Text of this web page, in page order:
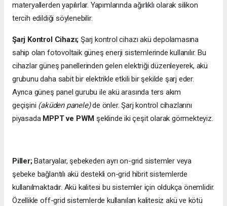
materyallerden yapılırlar. Yapımlarında ağırlıklı olarak silikon
tercih edildiği söylenebilir.
Şarj Kontrol Cihazı; Şarj kontrol cihazı akü depolamasına
sahip olan fotovoltaik güneş enerji sistemlerinde kullanılır. Bu
cihazlar güneş panellerinden gelen elektriği düzenleyerek, akü
grubunu daha sabit bir elektrikle etkili bir şekilde şarj eder.
Ayrıca güneş panel gurubu ile akü arasında ters akım
geçişini (aküden panele)de önler. Şarj kontrol cihazlarını
piyasada MPPT ve PWM şeklinde iki çeşit olarak görmekteyiz.
Piller;Bataryalar, şebekeden ayrı on-grid sistemler veya
şebeke bağlantılı akü destekli on-grid hibrit sistemlerde
kullanılmaktadır. Akü kalitesi bu sistemler için oldukça önemlidir.
Özellikle off-grid sistemlerde kullanılan kalitesiz akü ve kötü